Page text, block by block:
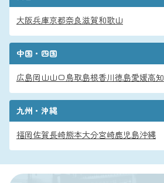
大阪兵庫京都奈良滋賀和歌山
中国・四国
広島岡山山口鳥取島根香川徳島愛媛高知
九州・沖縄
福岡佐賀長崎熊本大分宮崎鹿児島沖縄